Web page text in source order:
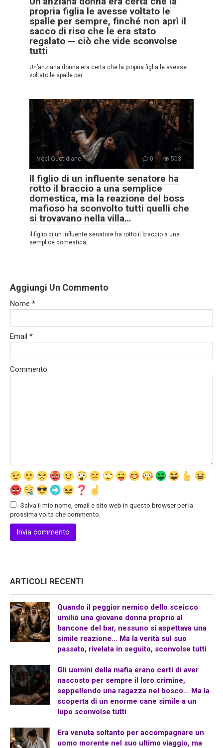
propria figlia le avesse voltato le
spalle per sempre, finché non aprì il
sacco di riso che le era stato
regalato — ciò che vide sconvolse
tutti
Un’anziana donna era certa che la propria figlia le avesse
voltato le spalle per
Voci Quotidiane 0 503
Il figlio di un influente senatore ha
rotto il braccio a una semplice
domestica, ma la reazione del boss
mafioso ha sconvolto tutti quelli che
si trovavano nella villa…
Il figlio di un influente senatore ha rotto il braccio a una
semplice domestica,
Aggiungi Un Commento
Nome *
Email *
Commento
Salva il mio nome, email e sito web in questo browser per la
prossima volta che commento.
ARTICOLI RECENTI
Quando il peggior nemico dello sceicco
umiliò una giovane donna proprio al
bancone del bar, nessuno si aspettava una
simile reazione… Ma la verità sul suo
passato, rivelata in seguito, sconvolse tutti
Gli uomini della mafia erano certi di aver
nascosto per sempre il loro crimine,
seppellendo una ragazza nel bosco… Ma la
scoperta di un enorme cane simile a un
lupo sconvolse tutti
Era venuta soltanto per accompagnare un
uomo morente nel suo ultimo viaggio, ma